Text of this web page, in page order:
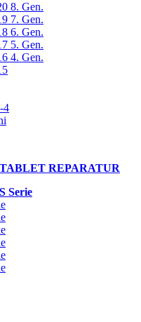
8. Gen.
7. Gen.
6. Gen.
5. Gen.
4. Gen.
4
REPARATUR
Serie